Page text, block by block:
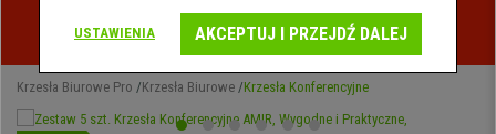
Zobacz oferty -
Krzesła Biurowe Pro Krzesła Biurowe Krzesła Konferencyjne
USTAWIENIA AKCEPTUJ I PRZEJDŹ DALEJ